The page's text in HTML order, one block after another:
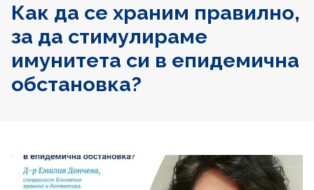
Как да се храним правилно,
за да стимулираме
имунитета си в епидемична
обстановка?